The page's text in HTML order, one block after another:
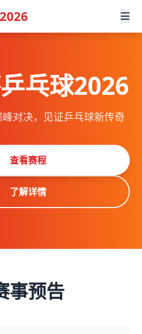
乓球2026
对决，见证乒乓球新传奇
查看赛程
了解详情
事预告